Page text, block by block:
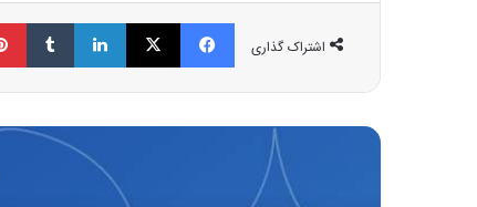
اشتراک گذاری
فیسبوک ایکس لینکداین تامبلر